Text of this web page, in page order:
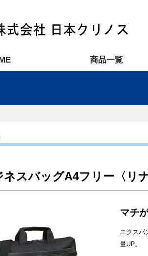
商品一覧
ネスバッグA4フリー〈リ
マチ
エクスパ
量UP。